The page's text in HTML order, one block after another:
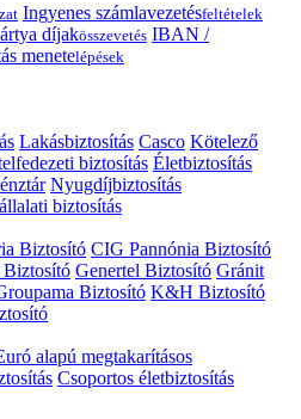
Ingyenes számlavezetésfeltételek
díjakösszevetés IBAN /
menetelépések
Lakásbiztosítás Casco Kötelező
biztosítás Életbiztosítás
Nyugdíjbiztosítás
biztosítás
Biztosító CIG Pannónia Biztosító
Biztosító Genertel Biztosító Gránit
Biztosító K&H Biztosító
alapú megtakarításos
Csoportos életbiztosítás